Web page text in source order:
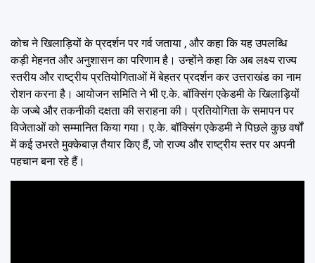
कोच ने खिलाड़ियों के प्रदर्शन पर गर्व जताया , और कहा कि यह उपलब्धि
कड़ी मेहनत और अनुशासन का परिणाम है। उन्होंने कहा कि अब लक्ष्य राज्य
स्तरीय और राष्ट्रीय प्रतियोगिताओं में बेहतर प्रदर्शन कर उत्तराखंड का नाम
रोशन करना है। आयोजन समिति ने भी ए.के. बॉक्सिंग एकेडमी के खिलाड़ियों
के जज्बे और तकनीकी दक्षता की सराहना की। प्रतियोगिता के समापन पर
विजेताओं को सम्मानित किया गया। ए.के. बॉक्सिंग एकेडमी ने पिछले कुछ वर्षों
में कई उभरते मुक्केबाज़ तैयार किए हैं, जो राज्य और राष्ट्रीय स्तर पर अपनी
पहचान बना रहे हैं।